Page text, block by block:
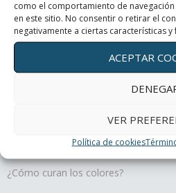
como el comportamiento de
en este sitio. No consentir o retirar el
negativamente a ciertas características y
ACEPTAR
VER
Política de cookies
Terapias oculares
Movimiento y profundidad, un regalo
¿Cómo curan los colores?